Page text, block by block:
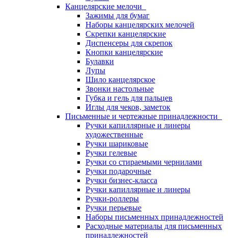
Канцелярские мелочи
Зажимы для бумаг
Наборы канцелярских мелочей
Скрепки канцелярские
Диспенсеры для скрепок
Кнопки канцелярские
Булавки
Лупы
Шило канцелярское
Звонки настольные
Губка и гель для пальцев
Иглы для чеков, заметок
Письменные и чертежные принадлежности
Ручки капиллярные и линеры
художественные
Ручки шариковые
Ручки гелевые
Ручки со стираемыми чернилами
Ручки подарочные
Ручки бизнес-класса
Ручки капиллярные и линеры
Ручки-роллеры
Ручки перьевые
Наборы письменных принадлежностей
Расходные материалы для письменных
принадлежностей